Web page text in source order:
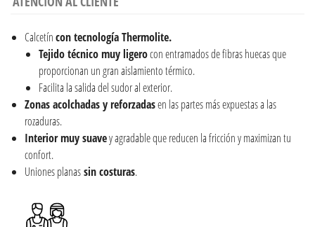
Calcetíncon tecnología Thermolite.
Tejido técnico muy ligerocon entramados de fibras huecas que
proporcionan un gran aislamiento térmico.
Facilita la salida del sudor al exterior.
Zonas acolchadas y reforzadasen las partes más expuestas a las
rozaduras.
Interior muy suavey agradable que reducen la fricción y maximizan tu
confort.
Uniones planassin costuras.